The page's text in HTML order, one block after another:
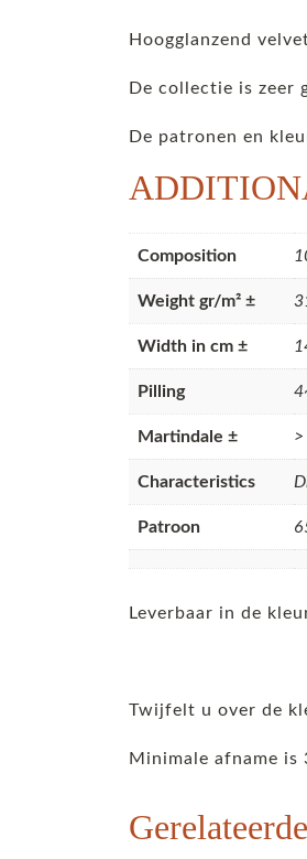
Hoogglanzend
De collectie is zeer
De patronen en
Composition
Weight gr/m² ±
Width in cm ±
Pilling
Martindale ±
Characteristics
Patroon
Leverbaar in de
Twijfelt u over de
Minimale afname is